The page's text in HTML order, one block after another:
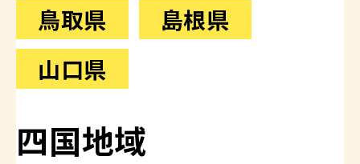
鳥取県
島根県
山口県
四国地域